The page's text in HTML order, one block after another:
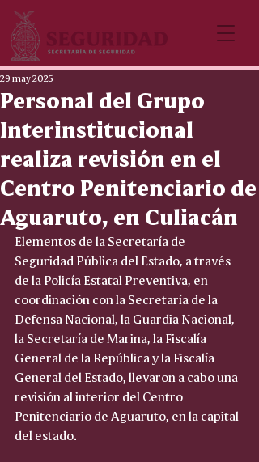
Personal del Grupo
Interinstitucional
realiza revisión en el
Centro Penitenciario de
Aguaruto, en Culiacán
29 may 2025
Elementos de la Secretaría de
Seguridad Pública del Estado, a través
de la Policía Estatal Preventiva, en
coordinación con la Secretaría de la
Defensa Nacional, la Guardia Nacional,
la Secretaría de Marina, la Fiscalía
General de la República y la Fiscalía
General del Estado, llevaron a cabo una
revisión al interior del Centro
Penitenciario de Aguaruto, en la capital
del estado.